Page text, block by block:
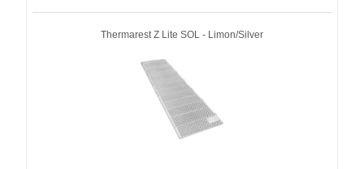
Thermarest Z Lite SOL - Limon/Silver